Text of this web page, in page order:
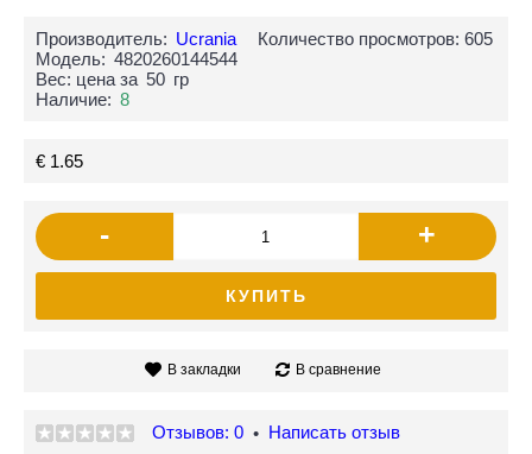
Количество просмотров: 605
Производитель: Ucrania
Модель: 4820260144544
Вес: цена за 50 гр
Наличие: 8
€ 1.65
- +
КУПИТЬ
В закладки В сравнение
Отзывов: 0 • Написать отзыв